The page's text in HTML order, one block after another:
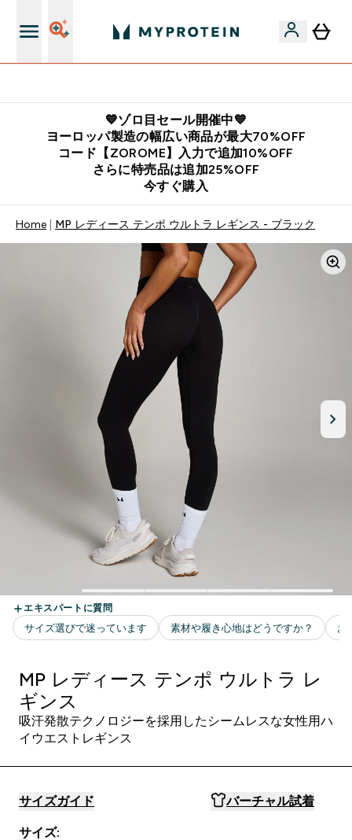
💙ゾロ目セール開催中💙
ヨーロッパ製造の幅広い商品が最大70%OFF
コード【ZOROME】入力で追加10%OFF
さらに特売品は追加25%OFF
今すぐ購入
Home MP レディース テンポ ウルトラ レギンス - ブラック
MP レディース テンポ ウルトラ レ
ギンス
吸汗発散テクノロジーを採用したシームレスな女性用ハ
イウエストレギンス
サイズガイド バーチャル試着
サイズ: